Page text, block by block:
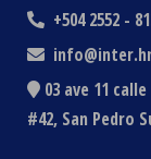
+504 2552 -
03 ave 11
#42, San Pedro